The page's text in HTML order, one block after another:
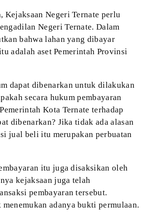
Kejaksaan Negeri Ternate perlu
NegeriTernate. Dalam
bahwa lahan yang dibayar
adalah aset Pemerintah Provinsi
dapat dibenarkan untuk dilakukan
secara hukum pembayaran
Kota Ternate terhadap
dibenarkan? Jika tidak ada alasan
jual beli itu merupakan perbuatan
itu juga disaksikan oleh
kejaksaanjuga telah
pembayaran tersebut.
menemukan adanya bukti permulaan.